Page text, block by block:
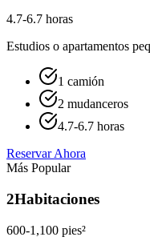
4.7-6.7 horas
Estudios o apartamentos
1 camión
2 mudanceros
4.7-6.7 horas
Reservar Ahora
Más Popular
2Habitaciones
600-1,100 pies²